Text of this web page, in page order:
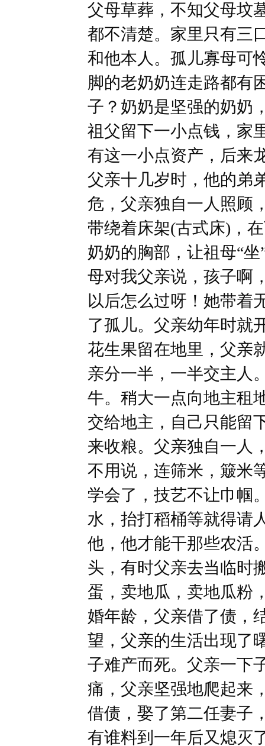
父母草葬，不知父母坟
都不清楚。家里只有三
和他本人。孤儿寡母可
脚的老奶奶连走路都有
子？奶奶是坚强的奶奶
祖父留下一小点钱，家
有这一小点资产，后来
父亲十几岁时，他的弟
危，父亲独自一人照顾
带绕着床架(古式床)，
奶奶的胸部，让祖母“
母对我父亲说，孩子啊
以后怎么过呀！她带着
了孤儿。父亲幼年时就
花生果留在地里，父亲
亲分一半，一半交主人
牛。稍大一点向地主租
交给地主，自己只能留
来收粮。父亲独自一人
不用说，连筛米，簸米
学会了，技艺不让巾帼
水，抬打稻桶等就得请
他，他才能干那些农活
头，有时父亲去当临时
蛋，卖地瓜，卖地瓜粉
婚年龄，父亲借了债，
望，父亲的生活出现了
子难产而死。父亲一下
痛，父亲坚强地爬起来
借债，娶了第二任妻子
有谁料到一年后又熄灭